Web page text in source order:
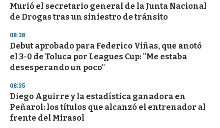
Murió el secretario general de la Junta Nacional
de Drogas tras un siniestro de tránsito
08:38
Debut aprobado para Federico Viñas, que anotó
el 3-0 de Toluca por Leagues Cup: "Me estaba
desesperando un poco"
08:35
Diego Aguirre y la estadística ganadora en
Peñarol: los títulos que alcanzó el entrenador al
frente del Mirasol